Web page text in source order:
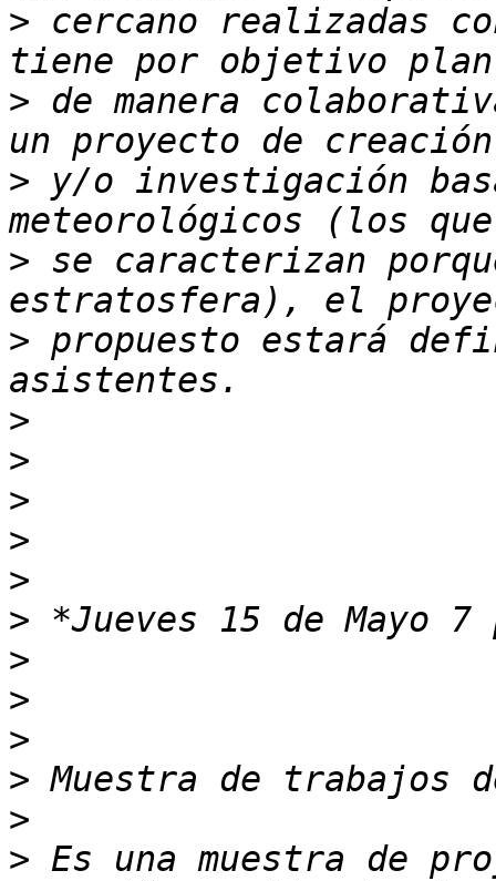
> cercano realizadas
> de manera
> y/o investigación
> se caracterizan
> propuesto estará
>
>
>
>
>
>
>
>
>
>
>
> Es una muestra de